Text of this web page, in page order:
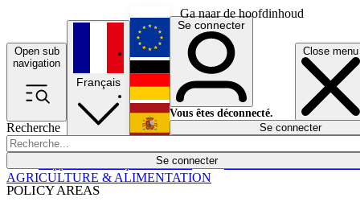
Ga naar de hoofdinhoud
Open sub
navigation
Close menu
Recherche
Se connecter
POLICY AREAS
Économie
Français
English
Deutsch
Español
Se connecter
Vous êtes déconnecté.
Se connecter
AGRICULTURE & ALIMENTATION